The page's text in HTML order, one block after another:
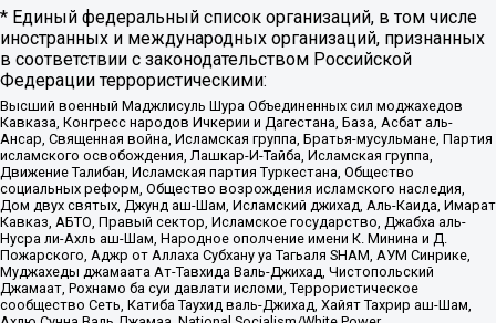
* Единый федеральный список организаций, в том числе
иностранных и международных организаций, признанных
в соответствии с законодательством Российской
Федерации террористическими:
Высший военный Маджлисуль Шура Объединенных сил моджахедов
Кавказа, Конгресс народов Ичкерии и Дагестана, База, Асбат аль-
Ансар, Священная война, Исламская группа, Братья-мусульмане, Партия
исламского освобождения, Лашкар-И-Тайба, Исламская группа,
Движение Талибан, Исламская партия Туркестана, Общество
социальных реформ, Общество возрождения исламского наследия,
Дом двух святых, Джунд аш-Шам, Исламский джихад, Аль-Каида, Имарат
Кавказ, АБТО, Правый сектор, Исламское государство, Джабха аль-
Нусра ли-Ахль аш-Шам, Народное ополчение имени К. Минина и Д.
Пожарского, Аджр от Аллаха Субхану уа Тагьаля SHAM, АУМ Синрике,
Муджахеды джамаата Ат-Тавхида Валь-Джихад, Чистопольский
Джамаат, Рохнамо ба суи давлати исломи, Террористическое
сообщество Сеть, Катиба Таухид валь-Джихад, Хайят Тахрир аш-Шам,